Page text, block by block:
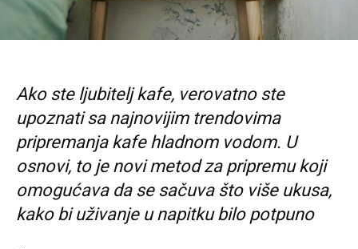
Ako ste ljubitelj kafe, verovatno ste
upoznati sa najnovijim trendovima
pripremanja kafe hladnom vodom. U
osnovi, to je novi metod za pripremu koji
omogućava da se sačuva što više ukusa,
kako bi uživanje u napitku bilo potpuno